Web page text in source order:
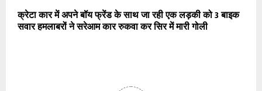
क्रेटा कार में अपने बॉय फ्रेंड के साथ जा रही एक लड़की को 3 बाइक
सवार हमलाबरों ने सरेआम कार रुकवा कर सिर में मारी गोली